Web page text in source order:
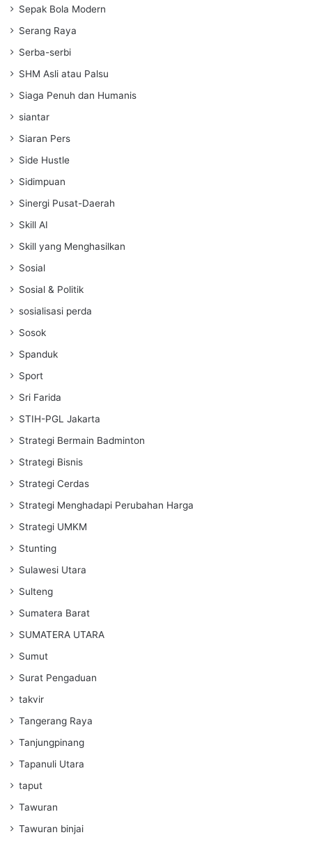
Sepak Bola Modern
Serang Raya
Serba-serbi
SHM Asli atau Palsu
Siaga Penuh dan Humanis
siantar
Siaran Pers
Side Hustle
Sidimpuan
Sinergi Pusat-Daerah
Skill AI
Skill yang Menghasilkan
Sosial
Sosial & Politik
sosialisasi perda
Sosok
Spanduk
Sport
Sri Farida
STIH-PGL Jakarta
Strategi Bermain Badminton
Strategi Bisnis
Strategi Cerdas
Strategi Menghadapi Perubahan Harga
Strategi UMKM
Stunting
Sulawesi Utara
Sulteng
Sumatera Barat
SUMATERA UTARA
Sumut
Surat Pengaduan
takvir
Tangerang Raya
Tanjungpinang
Tapanuli Utara
taput
Tawuran
Tawuran binjai